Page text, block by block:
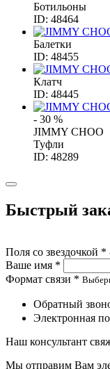
Ботильоны
ID: 48464
Балетки
ID: 48455
Клатч
ID: 48445
- 30 %
JIMMY CHOO
Туфли
ID: 48289
Быстрый
Поля со звездочкой *
Ваше имя *
Формат связи *
Обратный
Электронная
Наш консультант
Мы отправим Вам